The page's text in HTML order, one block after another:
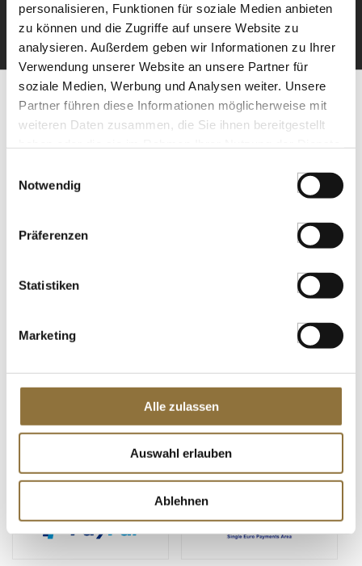
personalisieren, Funktionen für soziale Medien anbieten
zu können und die Zugriffe auf unsere Website zu
analysieren. Außerdem geben wir Informationen zu Ihrer
Verwendung unserer Website an unsere Partner für
soziale Medien, Werbung und Analysen weiter. Unsere
Partner führen diese Informationen möglicherweise mit
weiteren Daten zusammen, die Sie ihnen bereitgestellt
Notwendig
Präferenzen
Statistiken
Marketing
Alle zulassen
Auswahl erlauben
Ablehnen
ANMELDEN
ZERTIFIZIERT & SICHER EINKAUFEN